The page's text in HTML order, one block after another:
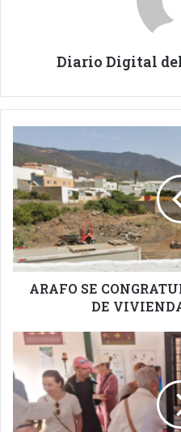
Diario Digital
CONGRATULA
DE
UNA
VEINTENA
DE
VIVIENDAS
PÚBLICAS.
ARAFO SE
DE
NUEVAS
ACTIVIDADES
EN
EL
MERCADILLO
DE